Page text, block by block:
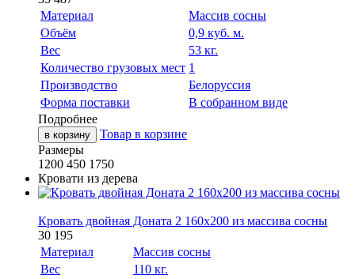
Материал
Массив сосны
Объём
0,9 куб. м.
Вес
53 кг.
Количество грузовых мест 1
Производство
Белоруссия
Форма поставки
В собранном виде
Подробнее
в корзину
Товар в корзине
Размеры
1200 450 1750
Кровати из дерева
Кровать двойная Доната 2 160х200 из массива сосны
30 195
Материал
Массив сосны
Вес
110 кг.